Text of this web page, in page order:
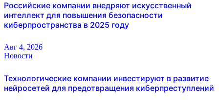
Российские компании внедряют искусственный
интеллект для повышения безопасности
киберпространства в 2025 году
Авг 4, 2026
Новости
Технологические компании инвестируют в развитие
нейросетей для предотвращения киберпреступлений